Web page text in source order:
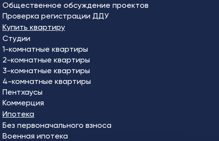
Общественное обсуждение проектов
Проверка регистрации ДДУ
Купить квартиру
Студии
1-комнатные квартиры
2-комнатные квартиры
3-комнатные квартиры
4-комнатные квартиры
Пентхаусы
Коммерция
Ипотека
Без первоначального взноса
Военная ипотека